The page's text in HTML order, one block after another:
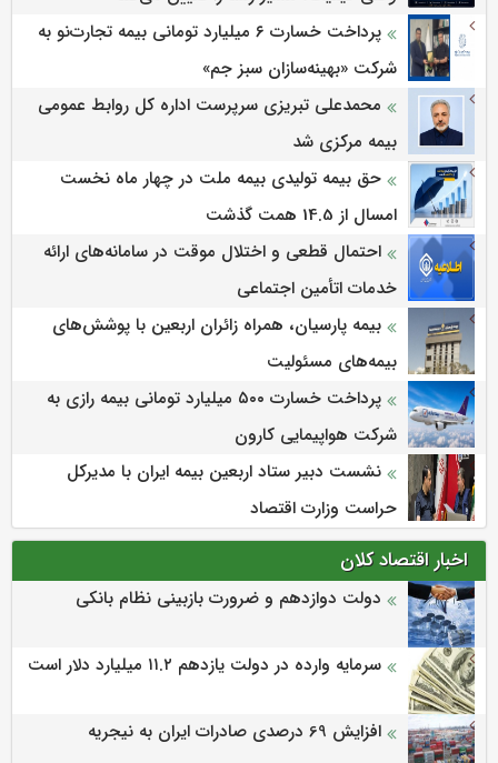
پرداخت خسارت ۶ میلیارد تومانی بیمه تجارت‌نو به
شرکت «بهینه‌سازان سبز جم»
محمدعلی تبریزی سرپرست اداره كل روابط عمومی
بیمه مركزی شد
حق بیمه تولیدی بیمه ملت در چهار ماه نخست
امسال از 14.5 همت گذشت
احتمال قطعی و اختلال موقت در سامانه‌های ارائه
خدمات اتأمین اجتماعی
بیمه پارسیان، همراه زائران اربعین با پوشش‌های
بیمه‌های مسئولیت
پرداخت خسارت ۵۰۰ میلیارد تومانی بیمه رازی به
شرکت هواپیمایی کارون
نشست دبیر ستاد اربعین بیمه ایران با مدیرکل
حراست وزارت اقتصاد
اخبار اقتصاد کلان
دولت دوازدهم و ضرورت بازبینی نظام بانکی
سرمایه وارده در دولت یازدهم ۱۱.۲ میلیارد دلار است
افزایش 69 درصدی صادرات ایران به نیجریه